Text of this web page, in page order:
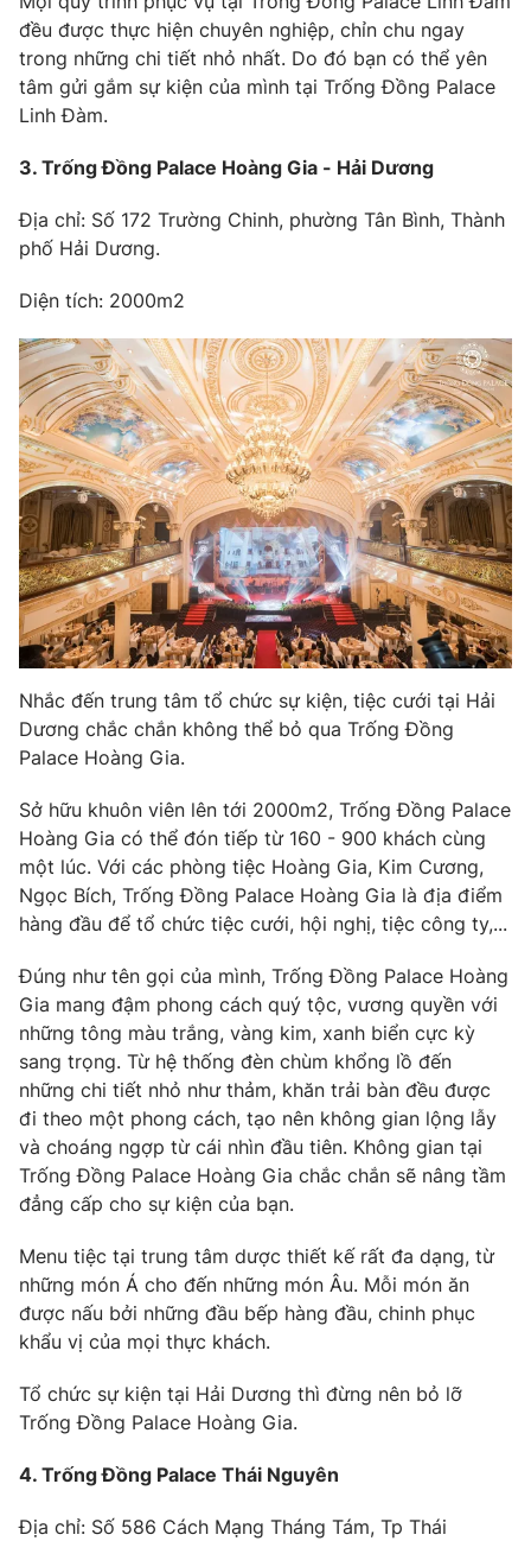
đều được thực hiện chuyên nghiệp, chỉn chu ngay
trong những chi tiết nhỏ nhất. Do đó bạn có thể yên
tâm gửi gắm sự kiện của mình tại Trống Đồng Palace
Linh Đàm.
3. Trống Đồng Palace Hoàng Gia - Hải Dương
Địa chỉ: Số 172 Trường Chinh, phường Tân Bình, Thành
phố Hải Dương.
Diện tích: 2000m2
Nhắc đến trung tâm tổ chức sự kiện, tiệc cưới tại Hải
Dương chắc chắn không thể bỏ qua Trống Đồng
Palace Hoàng Gia.
Sở hữu khuôn viên lên tới 2000m2, Trống Đồng Palace
Hoàng Gia có thể đón tiếp từ 160 - 900 khách cùng
một lúc. Với các phòng tiệc Hoàng Gia, Kim Cương,
Ngọc Bích, Trống Đồng Palace Hoàng Gia là địa điểm
hàng đầu để tổ chức tiệc cưới, hội nghị, tiệc công ty,...
Đúng như tên gọi của mình, Trống Đồng Palace Hoàng
Gia mang đậm phong cách quý tộc, vương quyền với
những tông màu trắng, vàng kim, xanh biển cực kỳ
sang trọng. Từ hệ thống đèn chùm khổng lồ đến
những chi tiết nhỏ như thảm, khăn trải bàn đều được
đi theo một phong cách, tạo nên không gian lộng lẫy
và choáng ngợp từ cái nhìn đầu tiên. Không gian tại
Trống Đồng Palace Hoàng Gia chắc chắn sẽ nâng tầm
đẳng cấp cho sự kiện của bạn.
Menu tiệc tại trung tâm dược thiết kế rất đa dạng, từ
những món Á cho đến những món Âu. Mỗi món ăn
được nấu bởi những đầu bếp hàng đầu, chinh phục
khẩu vị của mọi thực khách.
Tổ chức sự kiện tại Hải Dương thì đừng nên bỏ lỡ
Trống Đồng Palace Hoàng Gia.
4. Trống Đồng Palace Thái Nguyên
Địa chỉ: Số 586 Cách Mạng Tháng Tám, Tp Thái